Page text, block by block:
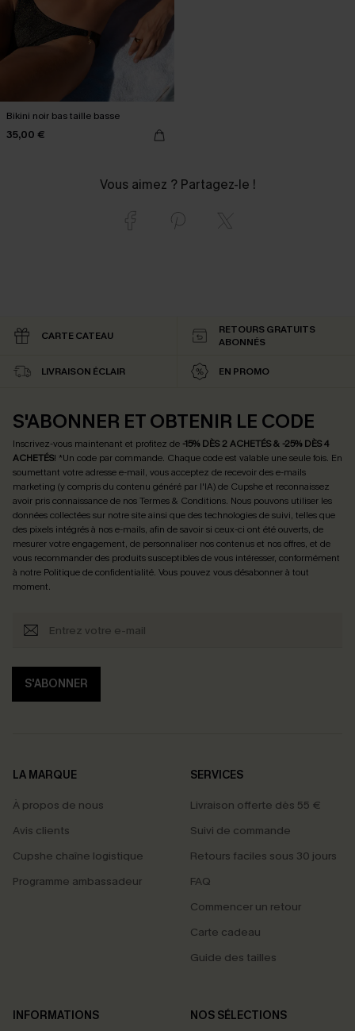
Bikini noir bas taille basse
35,00 €
Vous aimez ? Partagez-le !
CARTE CATEAU
RETOURS GRATUITS
ABONNÉS
LIVRAISON ÉCLAIR EN PROMO
S'ABONNER ET OBTENIR LE CODE
Inscrivez-vous maintenant et profitez de -15% DÈS 2 ACHETÉS & -25% DÈS 4
ACHETÉS! *Un code par commande. Chaque code est valable une seule fois. En
soumettant votre adresse e-mail, vous acceptez de recevoir des e-mails
marketing (y compris du contenu généré par l'IA) de Cupshe et reconnaissez
avoir pris connaissance de nosTermes & Conditions. Nous pouvons utiliser les
données collectées sur notre site ainsi que des technologies de suivi, telles que
des pixels intégrés à nos e-mails, afin de savoir si ceux-ci ont été ouverts, de
mesurer votre engagement, de personnaliser nos contenus et nos offres, et de
vous recommander des produits susceptibles de vous intéresser, conformément
à notre Politique de confidentialité. Vous pouvez vous désabonner à tout
moment.
S'ABONNER
LA MARQUE
À propos de nous
Avis clients
Cupshe chaîne logistique
Programme ambassadeur
SERVICES
Livraison offerte dès 55 €
Suivi de commande
Retours faciles sous 30 jours
FAQ
Commencer un retour
Carte cadeau
Guide des tailles
INFORMATIONS
NOS SÉLECTIONS
PROFITEZ DE -15%